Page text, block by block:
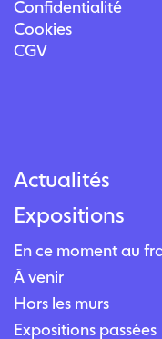
Confidentialité
Cookies
CGV
Actualités
Expositions
En ce moment au
À venir
Hors les murs
Expositions passées